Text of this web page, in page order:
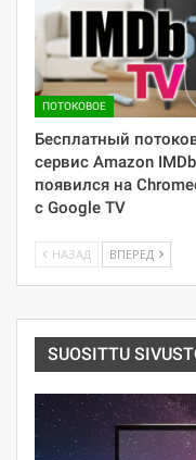
ПОТОКОВОЕ
Бесплатный
сервис Amazon IMDb
появился на
с Google TV
НАЗАД ВПЕРЕД
SUOSITTU